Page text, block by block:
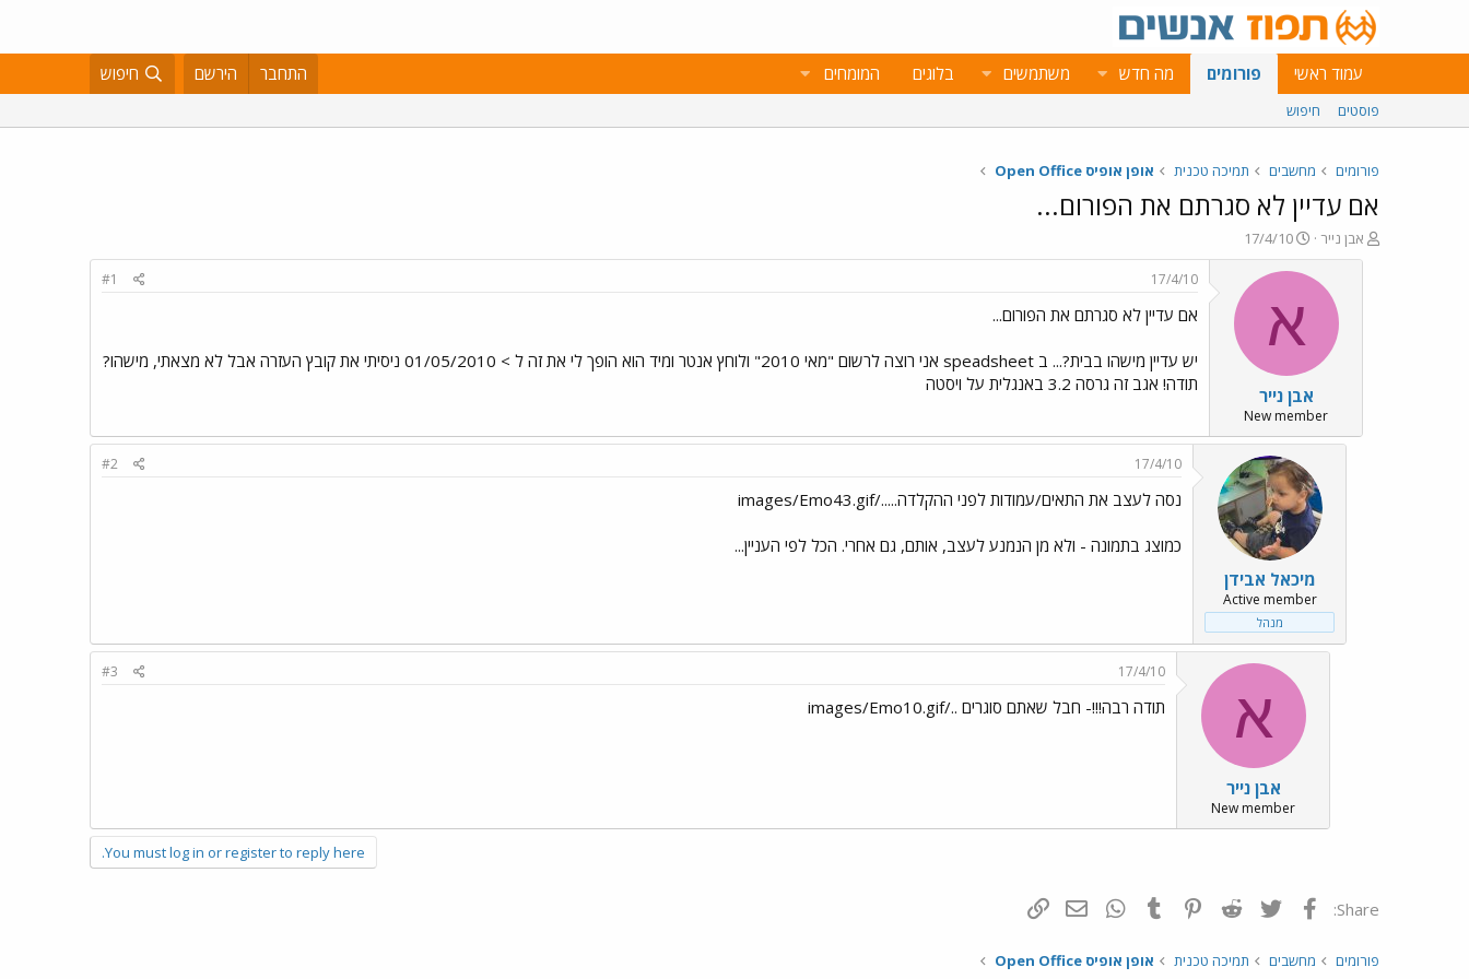
עמוד ראשי פורומים מה חדש משתמשים בלוגים המומחים התחבר הירשם חיפוש
פוסטים חיפוש
פורומים מחשבים תמיכה טכנית אופן אופיס Open Office
אם עדיין לא סגרתם את הפורום...
פ
ו
אבן נייר
פ
ו
ר
ם
ב
א
ר
י
ך
17/4/10
א
אבן נייר
New member
17/4/10
#1
אם עדיין לא סגרתם את הפורום...
יש עדיין מישהו בבית?... ב speadsheet אני רוצה לרשום "מאי 2010" ולוחץ אנטר ומיד הוא הופך לי את זה ל > 01/05/2010 ניסיתי את קובץ העזרה אבל לא מצאתי, מישהו?
תודה! אגב זה גרסה 3.2 באנגלית על ויסטה
מיכאל אבידן
Active member
מנהל
17/4/10
#2
נסה לעצב את התאים/עמודות לפני ההקלדה...../images/Emo43.gif
כמוצג בתמונה - ולא מן הנמנע לעצב, אותם, גם אחרי. הכל לפי העניין...
א
אבן נייר
New member
17/4/10
#3
תודה רבה!!!- חבל שאתם סוגרים ../images/Emo10.gif
You must log in or register to reply here.
Share: פייסבוק Twitter
Reddit
Pinterest
Tumblr
WhatsAppדואר אלקטרוני
פורומים מחשבים תמיכה טכנית אופן אופיס Open Office